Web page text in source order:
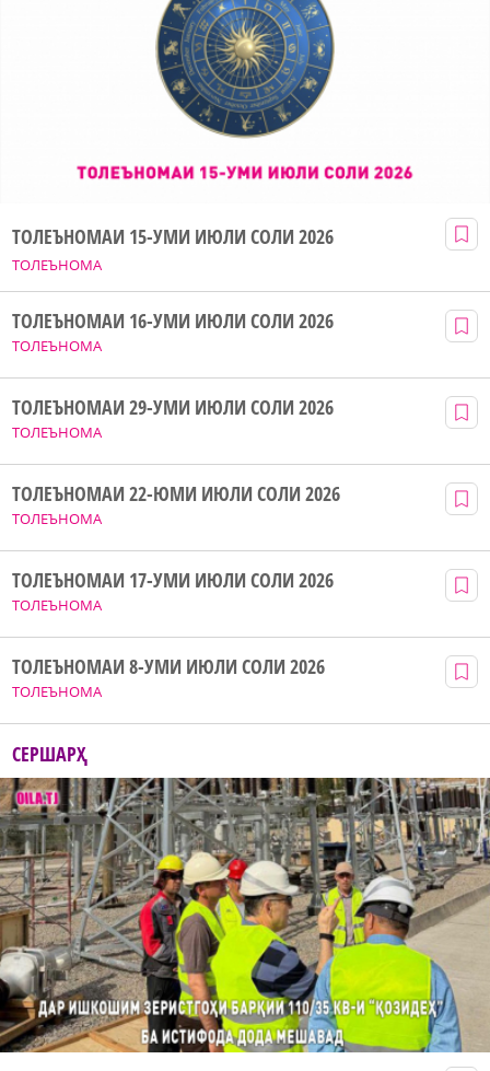
ТОЛЕЪНОМА
ТОЛЕЪНОМАИ 15-УМИ ИЮЛИ СОЛИ 2026
ТОЛЕЪНОМА
ТОЛЕЪНОМАИ 16-УМИ ИЮЛИ СОЛИ 2026
ТОЛЕЪНОМА
ТОЛЕЪНОМАИ 29-УМИ ИЮЛИ СОЛИ 2026
ТОЛЕЪНОМА
ТОЛЕЪНОМАИ 22-ЮМИ ИЮЛИ СОЛИ 2026
ТОЛЕЪНОМА
ТОЛЕЪНОМАИ 17-УМИ ИЮЛИ СОЛИ 2026
ТОЛЕЪНОМА
ТОЛЕЪНОМАИ 8-УМИ ИЮЛИ СОЛИ 2026
СЕРШАРҲ